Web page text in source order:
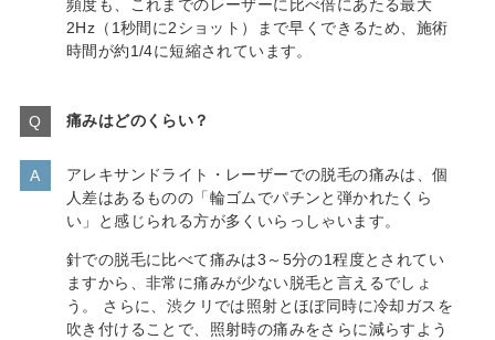
頻度も、これまでのレーザーに比べ倍にあたる最大
2Hz（1秒間に2ショット）まで早くできるため、施術
時間が約1/4に短縮されています。
痛みはどのくらい？
アレキサンドライト・レーザーでの脱毛の痛みは、個
人差はあるものの「輪ゴムでパチンと弾かれたくら
い」と感じられる方が多くいらっしゃいます。
針での脱毛に比べて痛みは3～5分の1程度とされてい
ますから、非常に痛みが少ない脱毛と言えるでしょ
う。 さらに、渋クリでは照射とほぼ同時に冷却ガスを
吹き付けることで、照射時の痛みをさらに減らすよう